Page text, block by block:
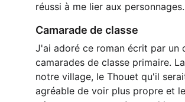
réussi à me lier aux
Camarade de classe
J'ai adoré ce roman écrit par un
camarades de classe primaire.
notre village, le Thouet qu'il
agréable de voir plus propre et